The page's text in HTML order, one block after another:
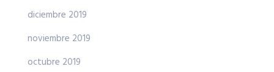
diciembre 2019
noviembre 2019
octubre 2019